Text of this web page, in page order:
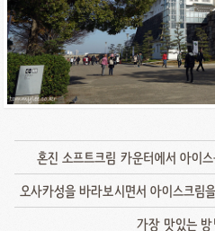
혼진 소프트크림 카운터에서 아이
오사카성을 바라보시면서 아이스크림
가장 맛있는